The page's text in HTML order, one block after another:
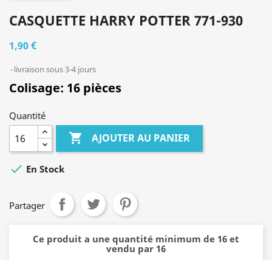
CASQUETTE HARRY POTTER 771-930
1,90 €
livraison sous 3-4 jours
Colisage: 16 pièces
Quantité
 AJOUTER AU PANIER
 En Stock
Partager
Ce produit a une quantité minimum de 16 et
vendu par 16